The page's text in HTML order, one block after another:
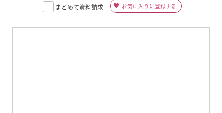
まとめて資料請求 お気に入りに登録する